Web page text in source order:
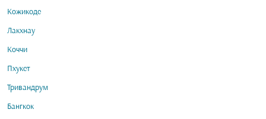
Кожикоде
Лакхнау
Коччи
Пхукет
Тривандрум
Бангкок